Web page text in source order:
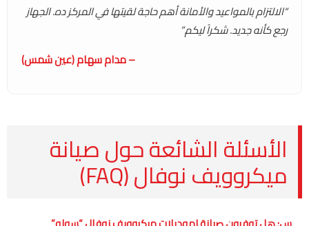
“الالتزام بالمواعيد والأمانة أهم حاجة لقيتها في المركز ده. الجهاز
رجع كأنه جديد. شكراً ليكم.”
– مدام سهام (عين شمس)
الأسئلة الشائعة حول صيانة
ميكروويف نوفال (FAQ)